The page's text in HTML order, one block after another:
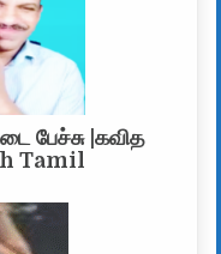
பேச்சு |கவித
Tamil